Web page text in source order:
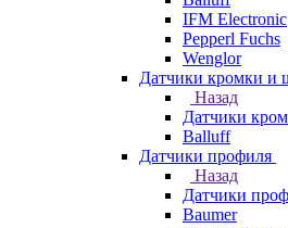
IFM Electronic
Pepperl Fuchs
Wenglor
Датчики кромки и
Назад
Датчики
Balluff
Датчики профиля
Назад
Датчики
Baumer